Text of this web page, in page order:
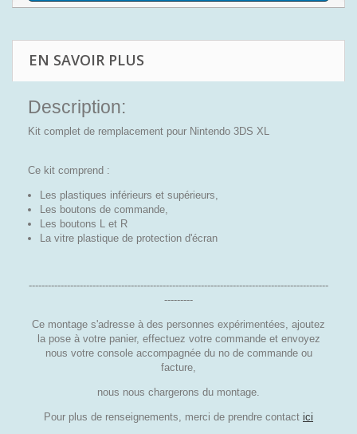
EN SAVOIR PLUS
Description:
Kit complet de remplacement pour Nintendo 3DS XL
Ce kit comprend :
Les plastiques inférieurs et supérieurs,
Les boutons de commande,
Les boutons L et R
La vitre plastique de protection d'écran
----------------------------------------------------------------------------------------------
---------
Ce montage s'adresse à des personnes expérimentées, ajoutez
la pose à votre panier, effectuez votre commande et envoyez
nous votre console accompagnée du no de commande ou
facture,
nous nous chargerons du montage.
Pour plus de renseignements, merci de prendre contact ici